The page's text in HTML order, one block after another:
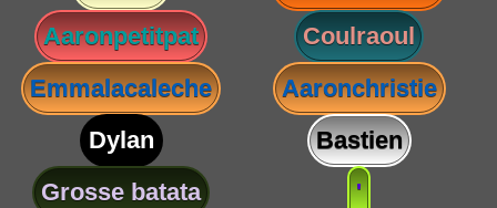
Aaronpetitpat
Coulraoul
Emmalacaleche
Aaronchristie
Dylan
Bastien
Grosse batata
'